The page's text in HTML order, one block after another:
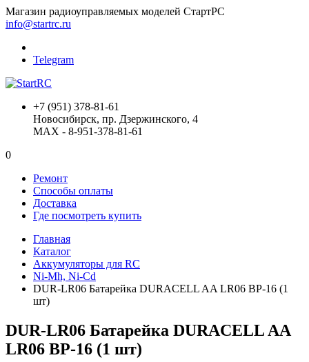
Магазин радиоуправляемых моделей СтартРС
info@startrc.ru
Telegram
+7 (951) 378-81-61
Новосибирск, пр. Дзержинского, 4
MAX - 8-951-378-81-61
0
Ремонт
Способы оплаты
Доставка
Где посмотреть купить
Главная
Каталог
Аккумуляторы для RC
Ni-Mh, Ni-Cd
DUR-LR06 Батарейка DURACELL AA LR06 BP-16 (1
шт)
DUR-LR06 Батарейка DURACELL AA
LR06 BP-16 (1 шт)